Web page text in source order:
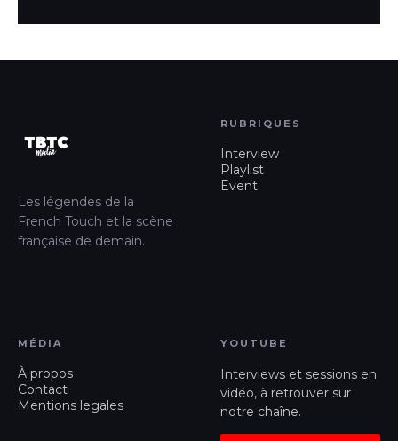
Les légendes de la
French Touch et la scène
française de demain.
RUBRIQUES
Interview
Playlist
Event
MÉDIA
À propos
Contact
Mentions legales
YOUTUBE
Interviews et sessions en
vidéo, à retrouver sur
notre chaîne.